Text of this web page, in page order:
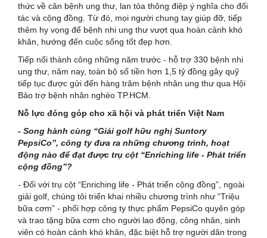
thức về căn bệnh ung thư, lan tỏa thông điệp ý nghĩa cho đối
tác và cộng đồng. Từ đó, mọi người chung tay giúp đỡ, tiếp
thêm hy vọng để bệnh nhi ung thư vượt qua hoàn cảnh khó
khăn, hướng đến cuộc sống tốt đẹp hơn.
Tiếp nối thành công những năm trước - hỗ trợ 330 bệnh nhi
ung thư, năm nay, toàn bộ số tiền hơn 1,5 tỷ đồng gây quỹ
tiếp tục được gửi đến hàng trăm bệnh nhân ung thư qua Hội
Bảo trợ bệnh nhân nghèo TP.HCM.
Nỗ lực đóng góp cho xã hội và phát triển Việt Nam
- Song hành cùng “Giải golf hữu nghị Suntory
PepsiCo”, công ty đưa ra những chương trình, hoạt
động nào để đạt được trụ cột “Enriching life - Phát triển
cộng đồng”?
- Đối với trụ cột “Enriching life - Phát triển cộng đồng”, ngoài
giải golf, chúng tôi triển khai nhiều chương trình như “Triệu
bữa cơm” - phối hợp công ty thực phẩm PepsiCo quyên góp
và trao tặng bữa cơm cho người lao động, công nhân, sinh
viên có hoàn cảnh khó khăn, đặc biệt hỗ trợ người dân trong